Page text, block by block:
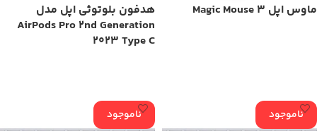
ماوس اپل Magic Mouse 3
هدفون بلوتوثی اپل مدل
AirPods Pro 2nd Generation
2023 Type C
ناموجود ناموجود